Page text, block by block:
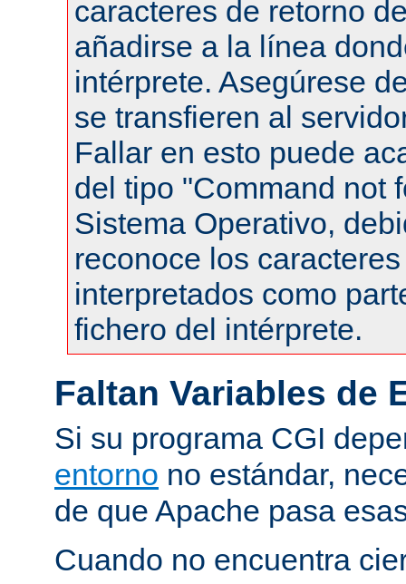
caracteres de retorno
añadirse a la línea
intérprete. Asegúrese
se transfieren al
Fallar en esto puede
del tipo "Command not
Sistema Operativo,
reconoce los
interpretados como
fichero del intérprete.
Faltan Variables de
Si su programa CGI
entorno no estándar,
de que Apache pasa
Cuando no encuentra